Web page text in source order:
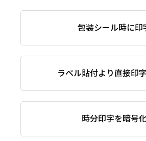
包装シール時に印
ラベル貼付より直接印
時分印字を暗号